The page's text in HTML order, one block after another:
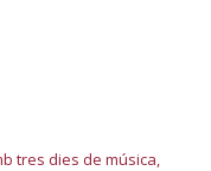
tres dies de música,